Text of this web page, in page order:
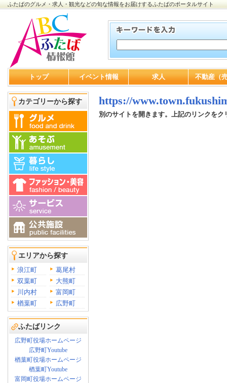
ふたばのグルメ・求人・観光などの旬な情報をお届けするふたばのポータルサイト
トップ イベント情報 求人 不動産（
カテゴリーから探す
エリアから探す
浪江町
葛尾村
双葉町
大熊町
川内村
富岡町
楢葉町
広野町
ふたばリンク
広野町役場ホームページ
広野町Youtube
楢葉町役場ホームページ
楢葉町Youtube
富岡町役場ホームページ
https://
別のサイトを開きます。上記のリンクをク